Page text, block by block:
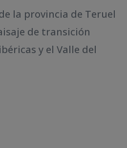
la provincia de Teruel
de transición
y el Valle del